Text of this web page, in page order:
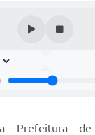
Prefeitura